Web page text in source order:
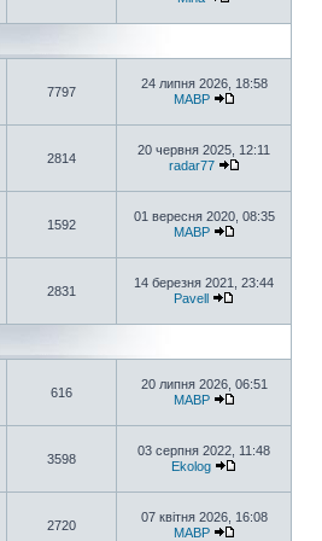
7797
24 липня 2026, 18:58
MABP
2814
20 червня 2025, 12:11
radar77
1592
01 вересня 2020, 08:35
MABP
2831
14 березня 2021, 23:44
Pavell
616
20 липня 2026, 06:51
MABP
3598
03 серпня 2022, 11:48
Ekolog
2720
07 квітня 2026, 16:08
MABP